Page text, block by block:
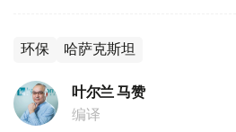
环保 哈萨克斯坦
叶尔兰 马赞
编译